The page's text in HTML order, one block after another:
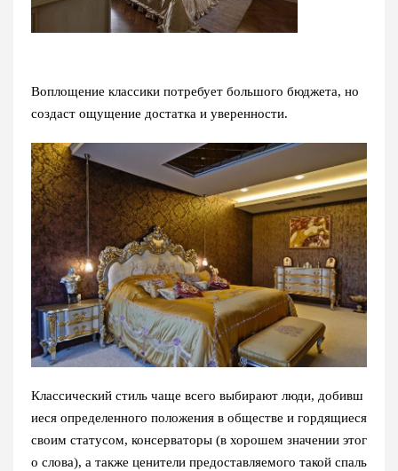
Воплощение классики потребует большого бюджета, но
создаст ощущение достатка и уверенности.
Классический стиль чаще всего выбирают люди, добивш
иеся определенного положения в обществе и гордящиеся
своим статусом, консерваторы (в хорошем значении этог
о слова), а также ценители предоставляемого такой спаль